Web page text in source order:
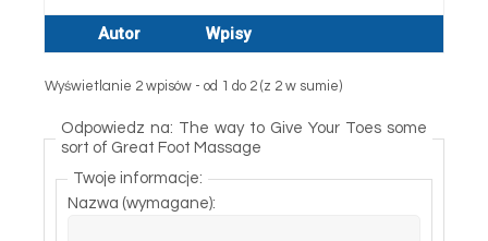
Autor Wpisy
Wyświetlanie 2 wpisów - od 1 do 2 (z 2 w sumie)
Odpowiedz na: The way to Give Your Toes some
sort of Great Foot Massage
Twoje informacje:
Nazwa (wymagane):